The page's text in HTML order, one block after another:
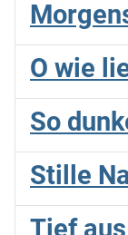
O wie
So
Stille
Tief